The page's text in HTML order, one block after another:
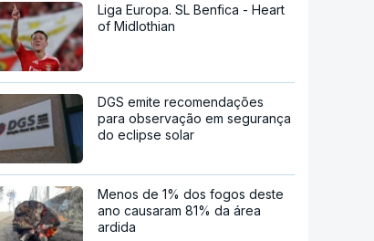
Liga Europa. SL Benfica - Heart
of Midlothian
DGS emite recomendações
para observação em segurança
do eclipse solar
Menos de 1% dos fogos deste
ano causaram 81% da área
ardida